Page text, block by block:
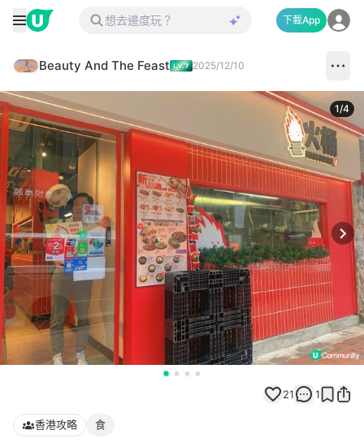
下載App
Beauty And The Feast 2025/12/10
1/4
21 1
香港攻略 食